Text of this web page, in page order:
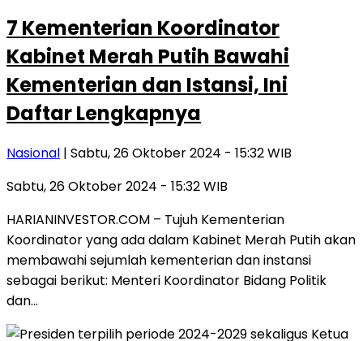
7 Kementerian Koordinator
Kabinet Merah Putih Bawahi
Kementerian dan Istansi, Ini
Daftar Lengkapnya
Nasional | Sabtu, 26 Oktober 2024 - 15:32 WIB
Sabtu, 26 Oktober 2024 - 15:32 WIB
HARIANINVESTOR.COM – Tujuh Kementerian
Koordinator yang ada dalam Kabinet Merah Putih akan
membawahi sejumlah kementerian dan instansi
sebagai berikut: Menteri Koordinator Bidang Politik
dan…